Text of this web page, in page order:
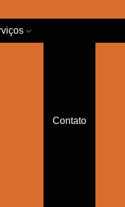
Contato